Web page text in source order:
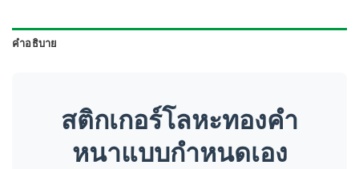
คำอธิบาย
สติกเกอร์โลหะทองคำ
หนาแบบกำหนดเอง